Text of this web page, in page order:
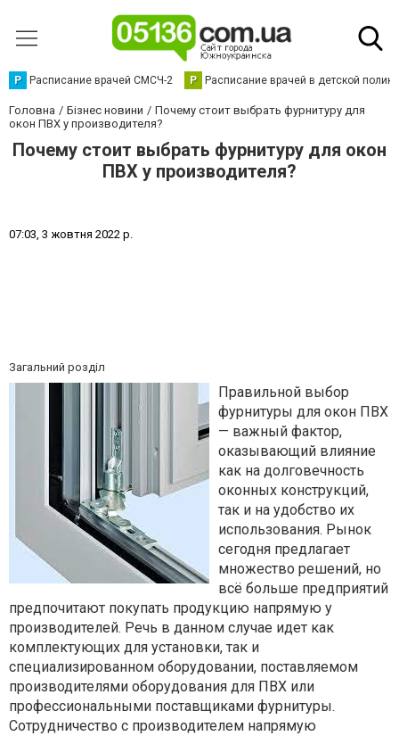
Р Расписание врачей СМСЧ-2 Р Расписание врачей в детской
Головна Бізнес новини
Почему стоит выбрать фурнитуру для
окон ПВХ у производителя?
Почему стоит выбрать фурнитуру для окон
ПВХ у производителя?
07:03, 3 жовтня 2022 р.
Загальний розділ
Правильной выбор
фурнитуры для окон ПВХ
— важный фактор,
оказывающий влияние
как на долговечность
оконных конструкций,
так и на удобство их
использования. Рынок
сегодня предлагает
множество решений, но
всё больше предприятий
предпочитают покупать продукцию напрямую у
производителей. Речь в данном случае идет как
комплектующих для установки, так и
специализированном оборудовании, поставляемом
производителями оборудования для ПВХ или
профессиональными поставщиками фурнитуры.
Сотрудничество с производителем напрямую